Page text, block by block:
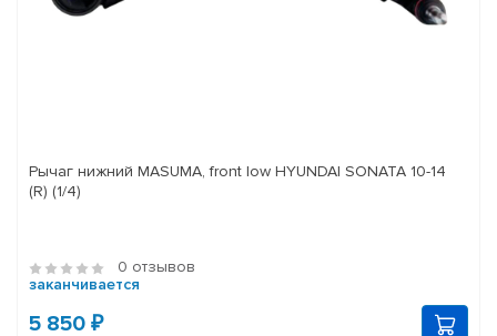
Рычаг нижний MASUMA, front low HYUNDAI SONATA 10-14
(R) (1/4)
0 отзывов
заканчивается
5 850 ₽